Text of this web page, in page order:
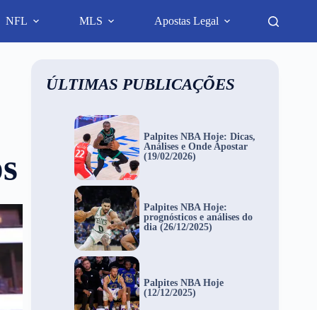
NFL MLS Apostas Legal
ÚLTIMAS PUBLICAÇÕES
Palpites NBA Hoje: Dicas,
Análises e Onde Apostar
(19/02/2026)
Palpites NBA Hoje:
prognósticos e análises do
dia (26/12/2025)
Palpites NBA Hoje
(12/12/2025)